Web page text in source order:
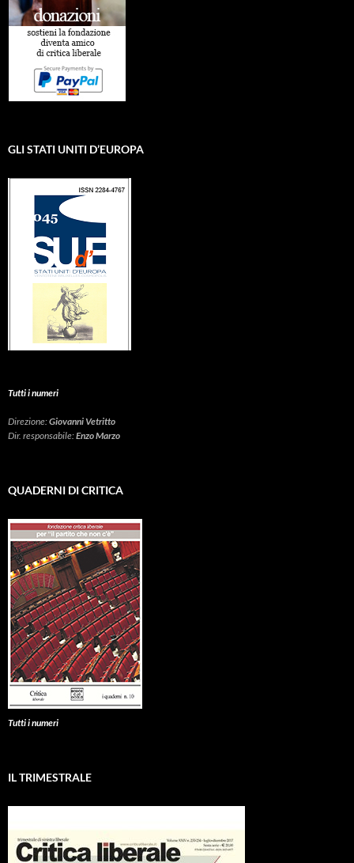
GLI STATI UNITI D’EUROPA
Tutti i numeri
Direzione:Giovanni Vetritto
Dir. responsabile:Enzo Marzo
QUADERNI DI CRITICA
Tutti i numeri
IL TRIMESTRALE